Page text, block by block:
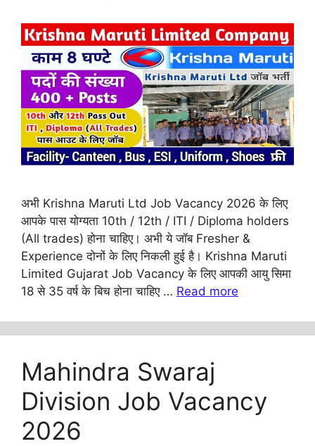
अभी Krishna Maruti Ltd Job Vacancy 2026 के लिए
आपके पास योग्यता 10th / 12th / ITI / Diploma holders
(All trades) होना चाहिए। अभी ये जॉब Fresher &
Experience दोनों के लिए निकली हुई है। Krishna Maruti
Limited Gujarat Job Vacancy के लिए आपकी आयु सिमा
18 से 35 वर्ष के बिच होना चाहिए … Read more
Mahindra Swaraj
Division Job Vacancy
2026